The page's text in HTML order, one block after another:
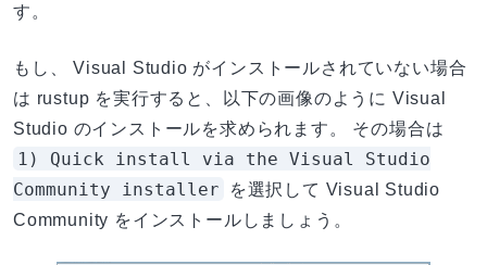
す。
もし、 Visual Studio がインストールされていない場合
は rustup を実行すると、以下の画像のように Visual
Studio のインストールを求められます。 その場合は
1) Quick install via the Visual Studio
Community installer
を選択して Visual Studio
Community をインストールしましょう。